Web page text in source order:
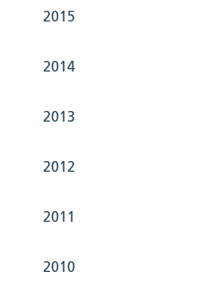
2015
2014
2013
2012
2011
2010